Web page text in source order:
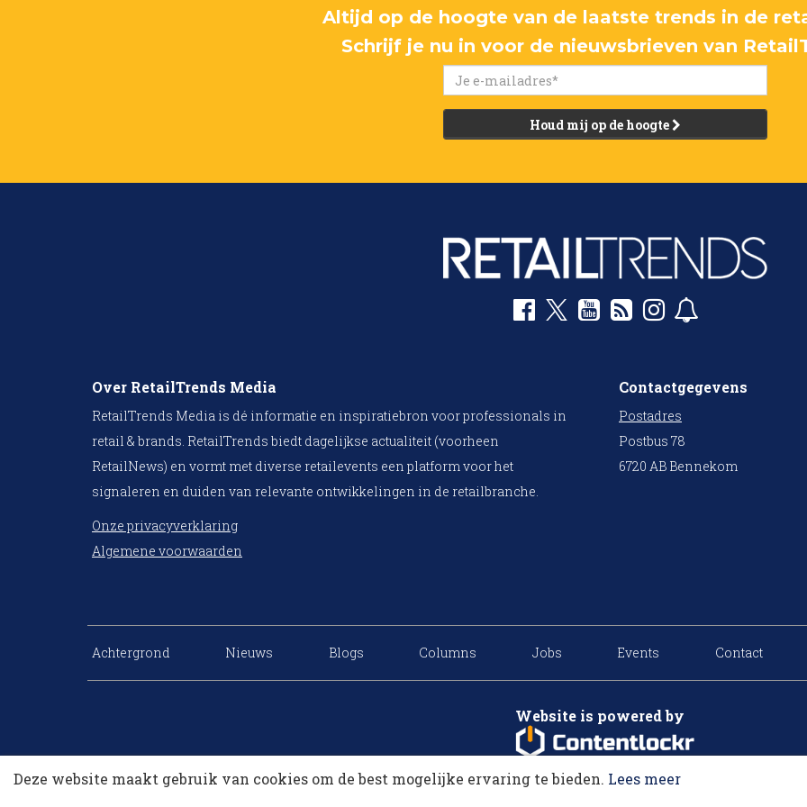
Altijd op de hoogte van de laatste trends in de
Schrijf je nu in voor de nieuwsbrieven van
Houd mij op de hoogte
Over RetailTrends Media
RetailTrends Media is dé informatie en inspiratiebron voor professionals in
retail & brands. RetailTrends biedt dagelijkse actualiteit (voorheen
RetailNews) en vormt met diverse retailevents een platform voor het
signaleren en duiden van relevante ontwikkelingen in de retailbranche.
Onze privacyverklaring
Algemene voorwaarden
Contactgegevens
Postadres
Postbus 78
6720 AB Bennekom
Achtergrond Nieuws Blogs Columns Jobs Events Contact
Website is powered by
Deze website maakt gebruik van cookies om de best mogelijke ervaring te bieden. Lees meer